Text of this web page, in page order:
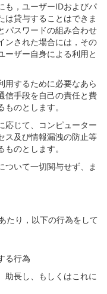
も，ユーザーIDおよびパ
は貸与することはできま
パスワードの組み合わせ
ンされた場合には，その
ーザー自身による利用と
用するために必要なあら
信手段を自己の責任と費
のとします。
応じて、コンピューター
ス及び情報漏洩の防止等
のとします。
ついて一切関与せず、ま
たり，以下の行為をして
る行為
助長し、もしくはこれに